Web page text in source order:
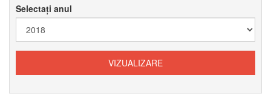
Selectați anul